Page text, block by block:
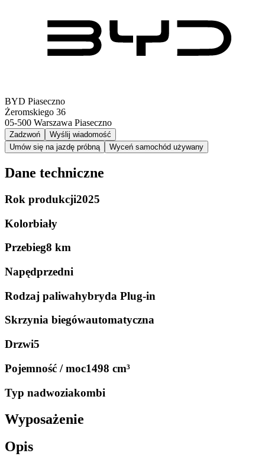
BYD Piaseczno
Żeromskiego 36
05-500 Warszawa Piaseczno
Zadzwoń
Wyślij wiadomość
Umów się na jazdę próbną
Wyceń samochód używany
Dane techniczne
Rok produkcji2025
Kolorbiały
Przebieg8 km
Napędprzedni
Rodzaj paliwahybryda Plug-in
Skrzynia biegówautomatyczna
Drzwi5
Pojemność / moc1498 cm³
Typ nadwoziakombi
Wyposażenie
Opis